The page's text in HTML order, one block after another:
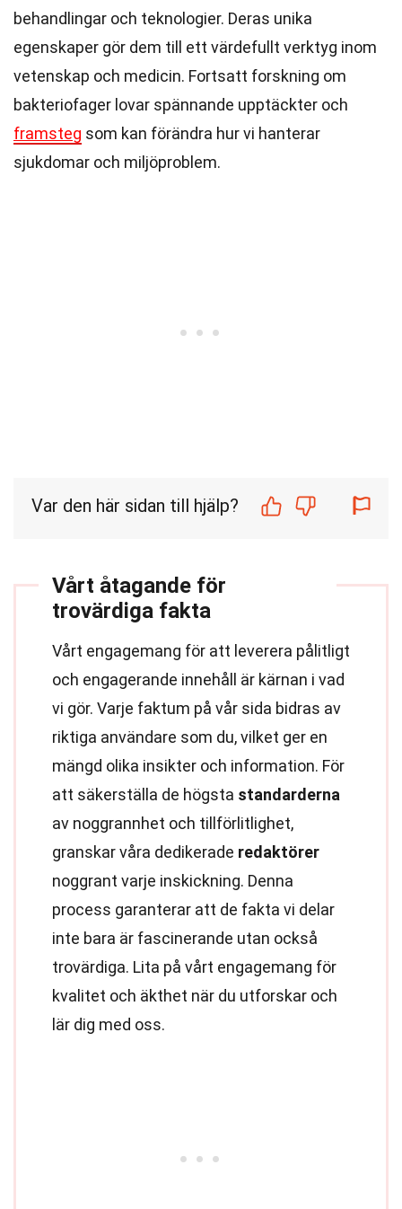
behandlingar och teknologier. Deras unika
egenskaper gör dem till ett värdefullt verktyg inom
vetenskap och medicin. Fortsatt forskning om
bakteriofager lovar spännande upptäckter och
framsteg som kan förändra hur vi hanterar
sjukdomar och miljöproblem.
Var den här sidan till hjälp?
Vårt åtagande för
trovärdiga fakta
Vårt engagemang för att leverera pålitligt
och engagerande innehåll är kärnan i vad
vi gör. Varje faktum på vår sida bidras av
riktiga användare som du, vilket ger en
mängd olika insikter och information. För
att säkerställa de högsta standarderna
av noggrannhet och tillförlitlighet,
granskar våra dedikerade redaktörer
noggrant varje inskickning. Denna
process garanterar att de fakta vi delar
inte bara är fascinerande utan också
trovärdiga. Lita på vårt engagemang för
kvalitet och äkthet när du utforskar och
lär dig med oss.